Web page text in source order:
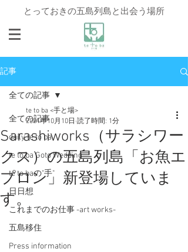
とっておきの五島列島と出会う場所
記事
全ての記事
daily te to ba
te to ba Goto Wedding
te to baの"手"
日日想
これまでのお仕事 -art works-
五島移住
Press information
全ての記事
Sarashiworks（サラシワー
クス）の五島列島「お魚エ
プロン」新登場していま
す。
te to ba <手と場>
2021年10月10日 読了時間: 1分